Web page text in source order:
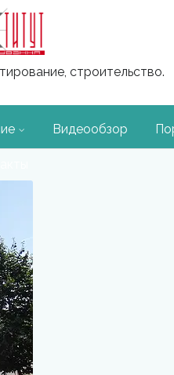
строительство.
Видеообзор